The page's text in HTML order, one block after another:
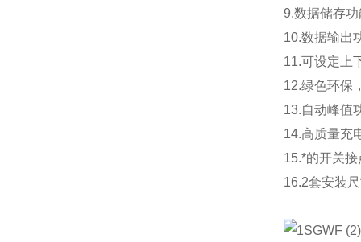
9.数据储存
10.数据输出
11.可设定上
12.绿色环保
13.自动峰值
14.高质量充
15.*的开关
16.2套安装